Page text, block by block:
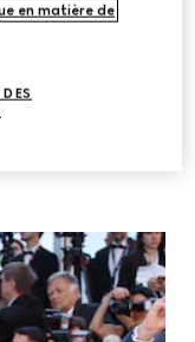
en matière de